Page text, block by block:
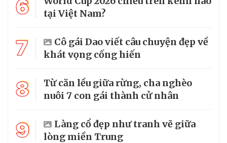
6
tại Việt Nam?
7
Cô gái Dao viết câu chuyện đẹp về
khát vọng cống hiến
8
Từ căn lều giữa rừng, cha nghèo
nuôi 7 con gái thành cử nhân
9
Làng cổ đẹp như tranh vẽ giữa
lòng miền Trung